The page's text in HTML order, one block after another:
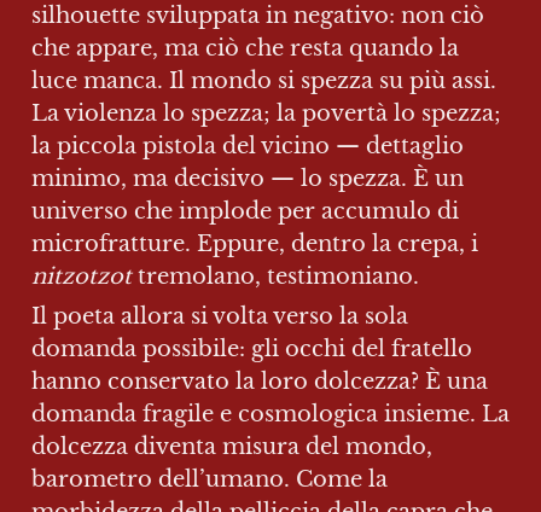
silhouette sviluppata in negativo: non ciò
che appare, ma ciò che resta quando la
luce manca. Il mondo si spezza su più assi.
La violenza lo spezza; la povertà lo spezza;
la piccola pistola del vicino — dettaglio
minimo, ma decisivo — lo spezza. È un
universo che implode per accumulo di
nitzotzot tremolano, testimoniano.
Il poeta allora si volta verso la sola
domanda possibile: gli occhi del fratello
hanno conservato la loro dolcezza? È una
domanda fragile e cosmologica insieme. La
dolcezza diventa misura del mondo,
barometro dell’umano. Come la